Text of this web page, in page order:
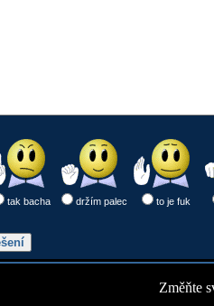
tak bacha držím palec
to je fuk
Změňte